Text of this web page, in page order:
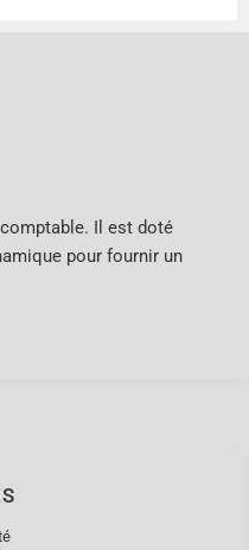
Il est doté
pour fournir un